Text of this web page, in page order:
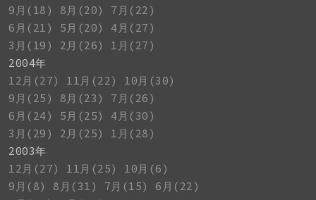
9月(18)
8月(20)
7月(22)
6月(21)
5月(20)
4月(27)
3月(19)
2月(26)
1月(27)
2004年
12月(27)
11月(22)
10月(30)
9月(25)
8月(23)
7月(26)
6月(24)
5月(25)
4月(30)
3月(29)
2月(25)
1月(28)
2003年
12月(27)
11月(25)
10月(6)
9月(8)
8月(31) 7月(15)
6月(22)